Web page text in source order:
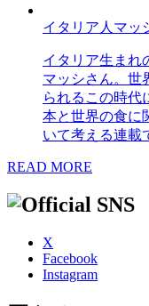
イタリア人マッ
イタリア生まれ
マッシさん。世
られるこの時代
本と世界の食に
いて考える連載
READ MORE
X
Facebook
Instagram